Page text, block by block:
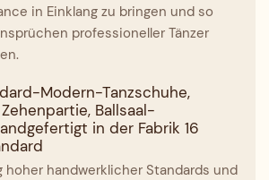
in Einklang zu bringen und so
professioneller Tänzer
hoher handwerklicher Standards und